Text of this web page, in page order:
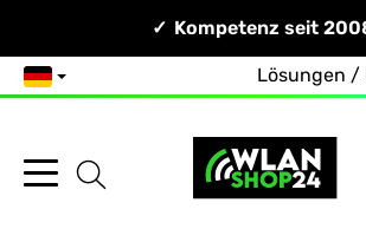
Persönlich & Erreichbar!
Kompetenz seit
Deutsch Lösungen /